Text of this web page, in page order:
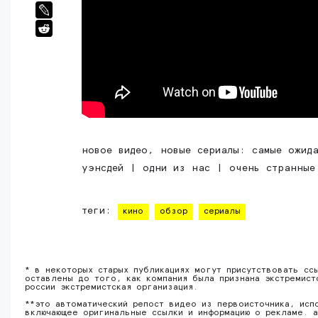
новое видео, новые сериалы: самые
уэнсдей | одни из нас | очень странные
теги: кино обзор сериалы
* в некоторых старых публикациях могут присутствовать
оставлены до того, как компания была признана
россии экстремистская организация.
**это автоматический репост видео из первоисточника,
включающее оригинальные ссылки и информацию о рекламе.